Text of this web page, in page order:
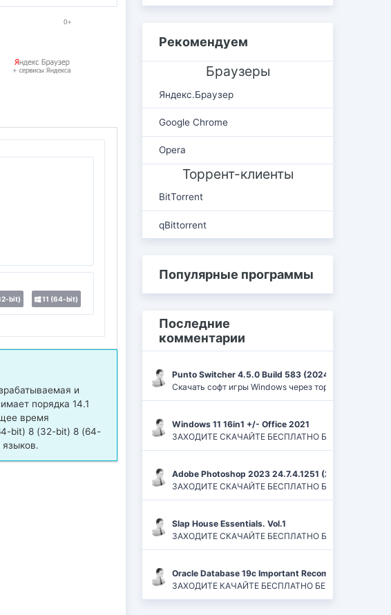
bit) 11 (64-bit)
и
порядка 14.1
время
bit) 8 (32-bit) 8 (64-
Рекомендуем
Браузеры
Яндекс.Браузер
Google Chrome
Opera
Торрент-клиенты
BitTorrent
qBittorrent
Популярные программы
Последние
комментарии
Punto Switcher 4.5.0 Build 583 (2024) РС | RePack
Скачать софт игры Windows через торрент Ufrag:
Windows 11 16in1 +/- Office 2021
ЗАХОДИТЕ СКАЧАЙТЕ БЕСПЛАТНО БЕЗ
Adobe Photoshop 2023 24.7.4.1251 (2024) PC |
ЗАХОДИТЕ СКАЧАЙТЕ БЕСПЛАТНО БЕЗ
Slap House Essentials. Vol.1
ЗАХОДИТЕ СКАЧАЙТЕ БЕСПЛАТНО БЕЗ
Oracle Database 19c Important Recommended One-
ЗАХОДИТЕ КАЧАЙТЕ БЕСПЛАТНО БЕЗ РЕГИСТРАЦИЙ